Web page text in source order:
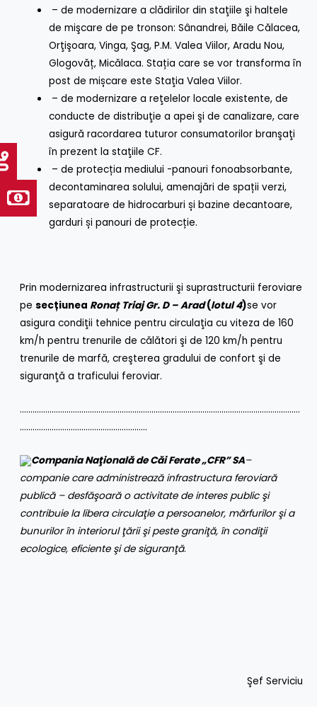
– de modernizare a clădirilor din staţiile şi haltele
de mişcare de pe tronson: Sânandrei, Băile Călacea,
Orţişoara, Vinga, Şag, P.M. Valea Viilor, Aradu Nou,
Glogovăț, Micălaca. Stația care se vor transforma în
post de mișcare este Staţia Valea Viilor.
– de modernizare a reţelelor locale existente, de
conducte de distribuţie a apei şi de canalizare, care
asigură racordarea tuturor consumatorilor branşaţi
în prezent la staţiile CF.
– de protecția mediului -panouri fonoabsorbante,
decontaminarea solului, amenajări de spații verzi,
separatoare de hidrocarburi și bazine decantoare,
garduri și panouri de protecție.
Prin modernizarea infrastructurii şi suprastructurii feroviare
pesecțiunea Ronaț Triaj Gr. D – Arad(lotul 4)se vor
asigura condiţii tehnice pentru circulaţia cu viteza de 160
km/h pentru trenurile de călători şi de 120 km/h pentru
trenurile de marfă, creşterea gradului de confort şi de
siguranţă a traficului feroviar.
……………………………………………………………………………………………………………………
……………………………………………………
Compania Naţională de Căi Ferate „CFR” SA–
companie care administrează infrastructura feroviară
publică – desfăşoară o activitate de interes public şi
contribuie la libera circulaţie a persoanelor, mărfurilor şi a
bunurilor în interiorul ţării şi peste graniţă, în condiţii
ecologice, eficiente şi de siguranţă.
Şef Serviciu